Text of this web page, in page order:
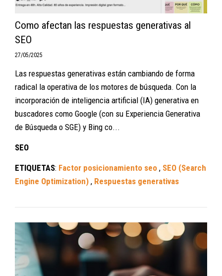
Como afectan las respuestas generativas al
SEO
27/05/2025
Las respuestas generativas están cambiando de forma
radical la operativa de los motores de búsqueda. Con la
incorporación de inteligencia artificial (IA) generativa en
buscadores como Google (con su Experiencia Generativa
de Búsqueda o SGE) y Bing co...
SEO
ETIQUETAS: Factor posicionamiento seo , SEO (Search
Engine Optimization) , Respuestas generativas